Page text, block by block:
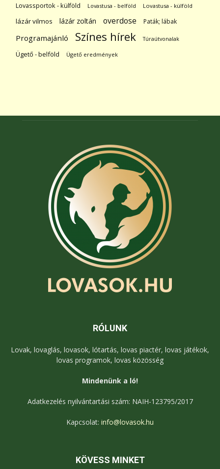
Lovassportok - külföld Lovastusa - belföld Lovastusa - külföld
lázár vilmos lázár zoltán overdose Paták; lábak
Programajánló Színes hírek Túraútvonalak
Ügető - belföld Ügető eredmények
RÓLUNK
Lovak, lovaglás, lovasok, lótartás, lovas piactér, lovas játékok,
lovas programok, lovas közösség
Mindenünk a ló!
Adatkezelés nyilvántartási szám: NAIH-123795/2017
Kapcsolat: info@lovasok.hu
KÖVESS MINKET